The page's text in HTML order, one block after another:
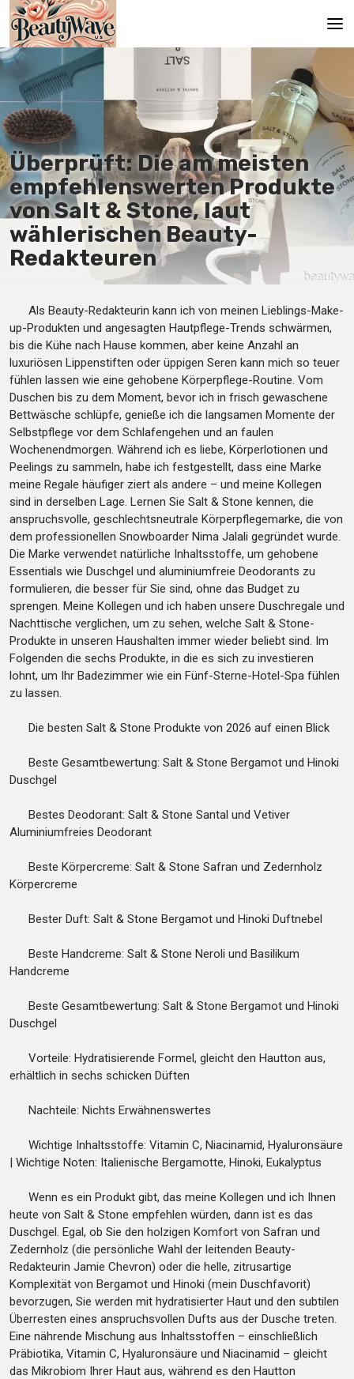
Hauptseite
En
Es
Ru
It
De
Überprüft: Die am meisten
empfehlenswerten Produkte
von Salt & Stone, laut
wählerischen Beauty-
Redakteuren
Als Beauty-Redakteurin kann ich von meinen Lieblings-Make-
up-Produkten und angesagten Hautpflege-Trends schwärmen,
bis die Kühe nach Hause kommen, aber keine Anzahl an
luxuriösen Lippenstiften oder üppigen Seren kann mich so teuer
fühlen lassen wie eine gehobene Körperpflege-Routine. Vom
Duschen bis zu dem Moment, bevor ich in frisch gewaschene
Bettwäsche schlüpfe, genieße ich die langsamen Momente der
Selbstpflege vor dem Schlafengehen und an faulen
Wochenendmorgen. Während ich es liebe, Körperlotionen und
Peelings zu sammeln, habe ich festgestellt, dass eine Marke
meine Regale häufiger ziert als andere – und meine Kollegen
sind in derselben Lage. Lernen Sie Salt & Stone kennen, die
anspruchsvolle, geschlechtsneutrale Körperpflegemarke, die von
dem professionellen Snowboarder Nima Jalali gegründet wurde.
Die Marke verwendet natürliche Inhaltsstoffe, um gehobene
Essentials wie Duschgel und aluminiumfreie Deodorants zu
formulieren, die besser für Sie sind, ohne das Budget zu
sprengen. Meine Kollegen und ich haben unsere Duschregale und
Nachttische verglichen, um zu sehen, welche Salt & Stone-
Produkte in unseren Haushalten immer wieder beliebt sind. Im
Folgenden die sechs Produkte, in die es sich zu investieren
lohnt, um Ihr Badezimmer wie ein Fünf-Sterne-Hotel-Spa fühlen
zu lassen.
Die besten Salt & Stone Produkte von 2026 auf einen Blick
Beste Gesamtbewertung: Salt & Stone Bergamot und Hinoki
Duschgel
Bestes Deodorant: Salt & Stone Santal und Vetiver
Aluminiumfreies Deodorant
Beste Körpercreme: Salt & Stone Safran und Zedernholz
Körpercreme
Bester Duft: Salt & Stone Bergamot und Hinoki Duftnebel
Beste Handcreme: Salt & Stone Neroli und Basilikum
Handcreme
Beste Gesamtbewertung: Salt & Stone Bergamot und Hinoki
Duschgel
Vorteile: Hydratisierende Formel, gleicht den Hautton aus,
erhältlich in sechs schicken Düften
Nachteile: Nichts Erwähnenswertes
Wichtige Inhaltsstoffe: Vitamin C, Niacinamid, Hyaluronsäure
| Wichtige Noten: Italienische Bergamotte, Hinoki, Eukalyptus
Wenn es ein Produkt gibt, das meine Kollegen und ich Ihnen
heute von Salt & Stone empfehlen würden, dann ist es das
Duschgel. Egal, ob Sie den holzigen Komfort von Safran und
Zedernholz (die persönliche Wahl der leitenden Beauty-
Redakteurin Jamie Chevron) oder die helle, zitrusartige
Komplexität von Bergamot und Hinoki (mein Duschfavorit)
bevorzugen, Sie werden mit hydratisierter Haut und den subtilen
Überresten eines anspruchsvollen Dufts aus der Dusche treten.
Eine nährende Mischung aus Inhaltsstoffen – einschließlich
Präbiotika, Vitamin C, Hyaluronsäure und Niacinamid – gleicht
das Mikrobiom Ihrer Haut aus, während es den Hautton